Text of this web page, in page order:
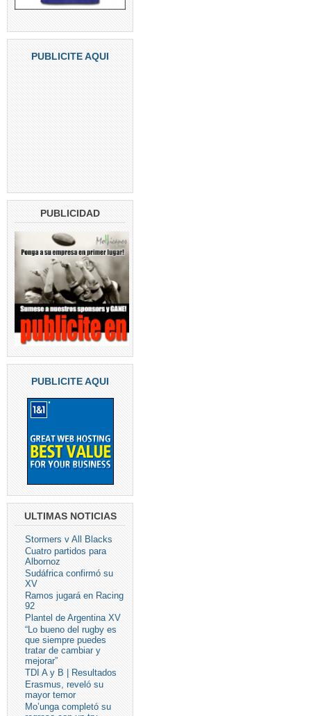
PUBLICITE AQUI
PUBLICIDAD
PUBLICITE AQUI
ULTIMAS NOTICIAS
Stormers v All Blacks
Cuatro partidos para
Albornoz
Sudáfrica confirmó su
XV
Ramos jugará en Racing
92
Plantel de Argentina XV
“Lo bueno del rugby es
que siempre puedes
tratar de cambiar y
mejorar”
TDI A y B | Resultados
Erasmus, reveló su
mayor temor
Mo’unga completó su